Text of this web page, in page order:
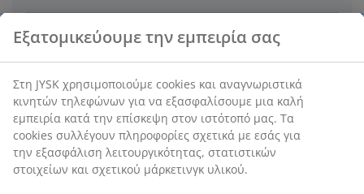
Κυριακή 09.08
Δευτέρα 10.08 9:00 - 21:00
Τρίτη 11.08 9:00 - 21:00
Τετάρτη 12.08
Εξατομικεύουμε την εμπειρία σας
Στη JYSK χρησιμοποιούμε cookies και αναγνωριστικά
κινητών τηλεφώνων για να εξασφαλίσουμε μια καλή
εμπειρία κατά την επίσκεψη στον ιστότοπό μας. Τα
cookies συλλέγουν πληροφορίες σχετικά με εσάς για
την εξασφάλιση λειτουργικότητας, στατιστικών
στοιχείων και σχετικού μάρκετινγκ υλικού.